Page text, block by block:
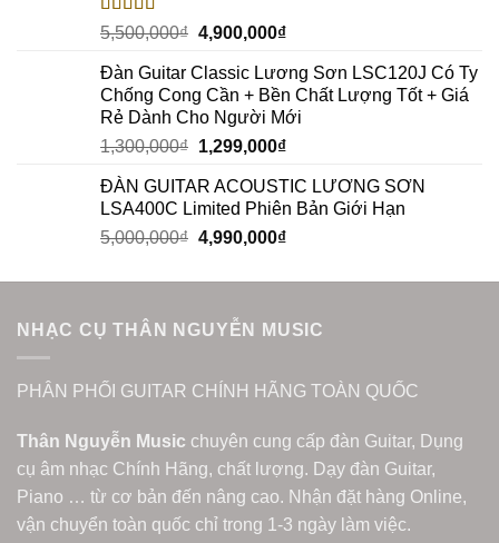
Rated5.00
out of 5
5,500,000₫ 4,900,000₫
Đàn Guitar Classic Lương Sơn LSC120J Có Ty
Chống Cong Cần + Bền Chất Lượng Tốt + Giá
Rẻ Dành Cho Người Mới
1,300,000₫ 1,299,000₫
ĐÀN GUITAR ACOUSTIC LƯƠNG SƠN
LSA400C Limited Phiên Bản Giới Hạn
5,000,000₫ 4,990,000₫
NHẠC CỤ THÂN NGUYỄN MUSIC
PHÂN PHỐI GUITAR CHÍNH HÃNG TOÀN QUỐC
Thân Nguyễn Music chuyên cung cấp đàn Guitar, Dụng
cụ âm nhạc Chính Hãng, chất lượng. Dạy đàn Guitar,
Piano … từ cơ bản đến nâng cao. Nhận đặt hàng Online,
vận chuyển toàn quốc chỉ trong 1-3 ngày làm việc.